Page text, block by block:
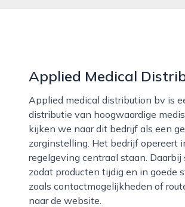
Applied Medical
Applied medical distribution bv is een medisch georiënteerd bedrijf in amersfoort dat zich richt op de
distributie van hoogwaardige
kijken we naar dit bedrijf als een
zorginstelling. Het bedrijf opereert
regelgeving centraal staan.
zodat producten tijdig en in goede
zoals contactmogelijkheden of
naar de website.